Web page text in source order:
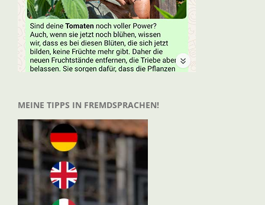
MEINE TIPPS IN FREMDSPRACHEN!